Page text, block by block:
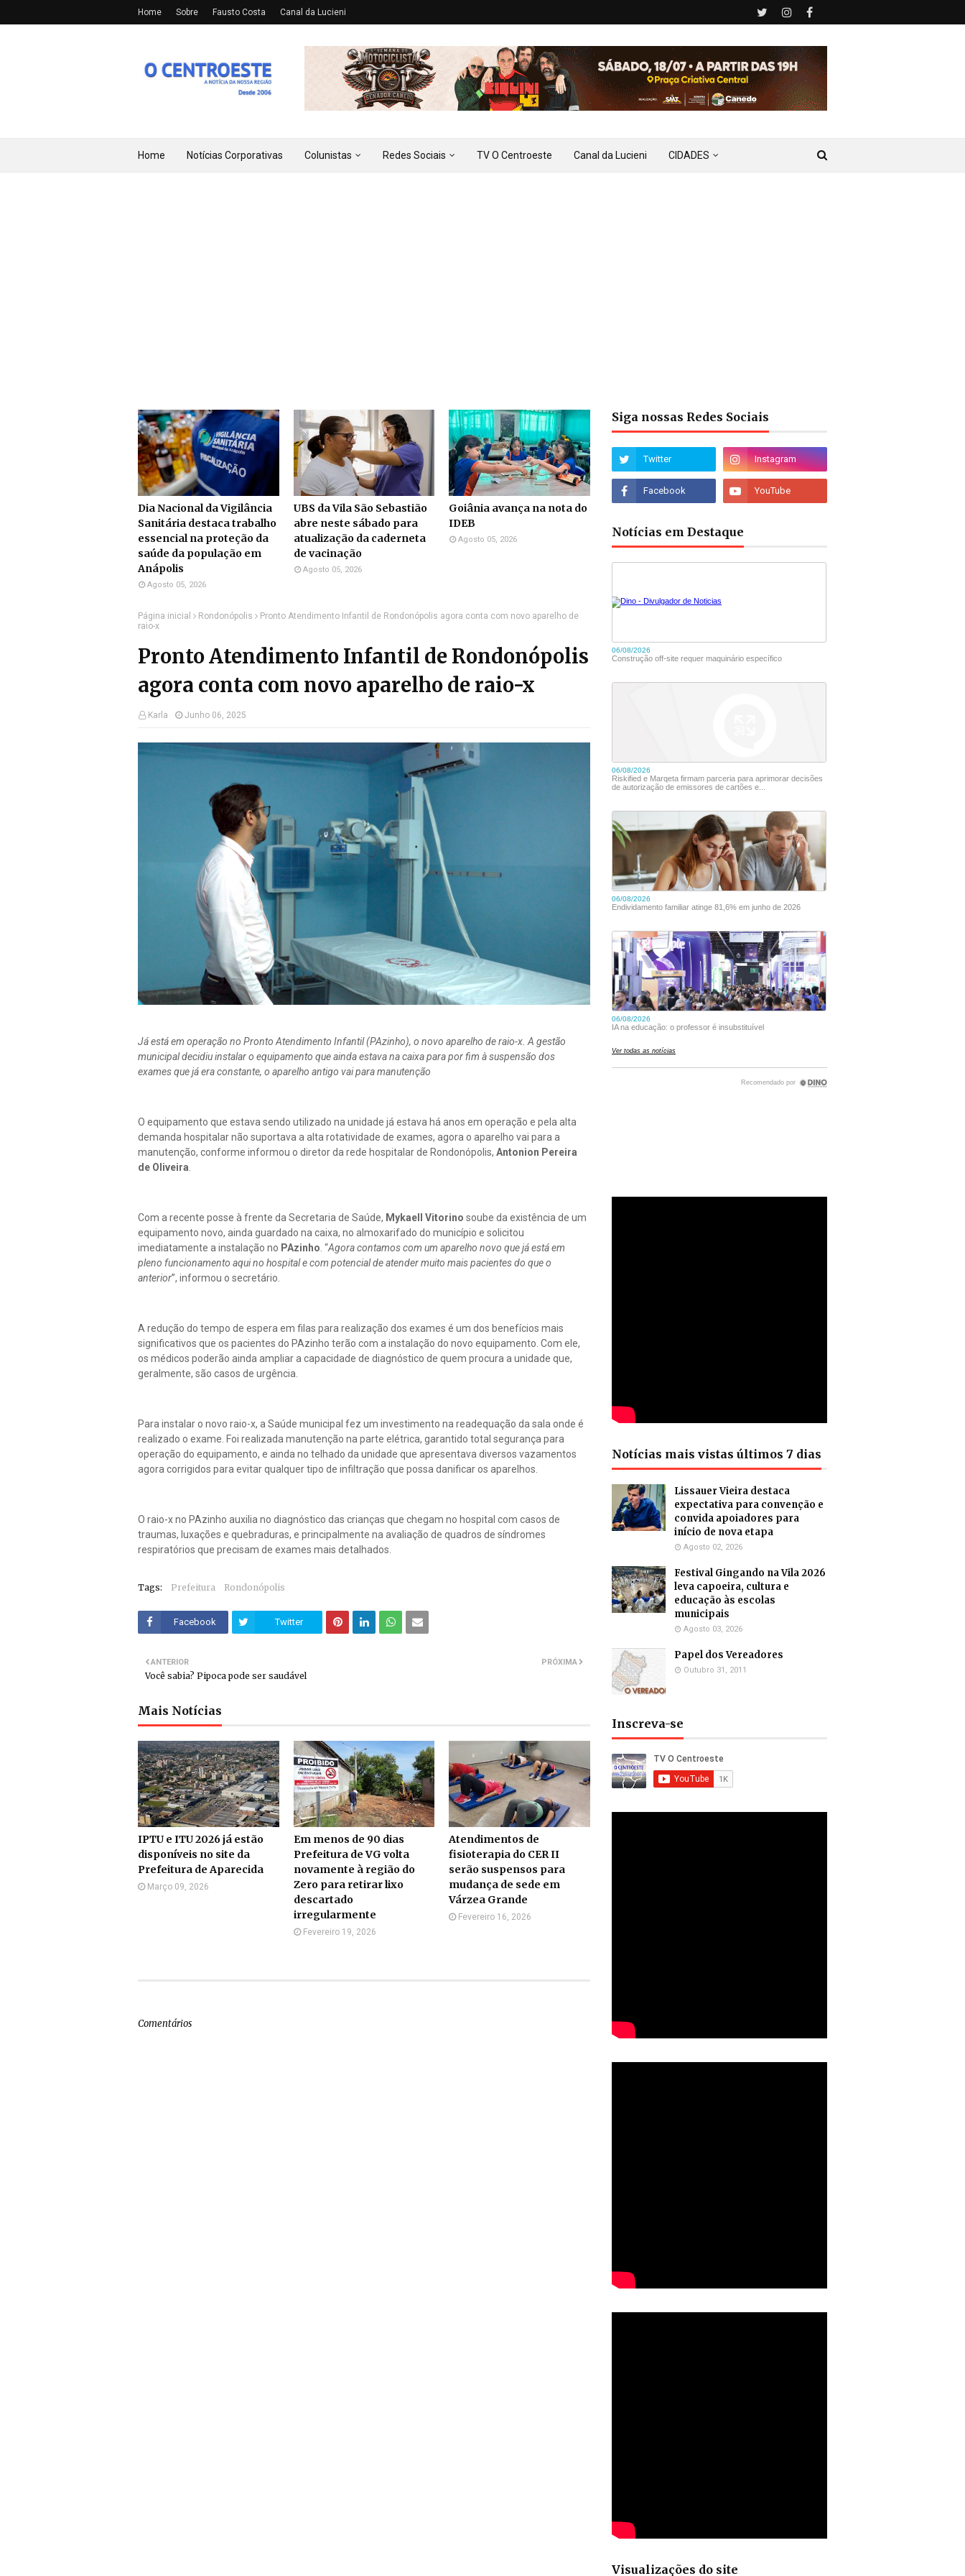
Home Sobre Fausto Costa Canal da Lucieni
Home Notícias Corporativas Colunistas Redes Sociais TV O Centroeste Canal da Lucieni CIDADES
Dia Nacional da Vigilância
Sanitária destaca trabalho
essencial na proteção da
saúde da população em
Anápolis
Agosto 05, 2026
UBS da Vila São Sebastião
abre neste sábado para
atualização da caderneta
de vacinação
Agosto 05, 2026
Goiânia avança na nota do
IDEB
Agosto 05, 2026
Página inicial Rondonópolis
Pronto Atendimento Infantil de Rondonópolis agora conta com novo aparelho de
raio-x
Pronto Atendimento Infantil de Rondonópolis
agora conta com novo aparelho de raio-x
Karla Junho 06, 2025
Já está em operação no Pronto Atendimento Infantil (PAzinho), o novo aparelho de raio-x. A gestão
municipal decidiu instalar o equipamento que ainda estava na caixa para por fim à suspensão dos
exames que já era constante, o aparelho antigo vai para manutenção
O equipamento que estava sendo utilizado na unidade já estava há anos em operação e pela alta
demanda hospitalar não suportava a alta rotatividade de exames, agora o aparelho vai para a
manutenção, conforme informou o diretor da rede hospitalar de Rondonópolis, Antonion Pereira
de Oliveira
Com a recente posse à frente da Secretaria de Saúde, Mykaell Vitorino soube da existência de um
equipamento novo, ainda guardado na caixa, no almoxarifado do município e solicitou
imediatamente a instalação no PAzinho . “Agora contamos com um aparelho novo que já está em
pleno funcionamento aqui no hospital e com potencial de atender muito mais pacientes do que o
anterior”, informou o secretário.
A redução do tempo de espera em filas para realização dos exames é um dos benefícios mais
significativos que os pacientes do PAzinho terão com a instalação do novo equipamento. Com ele,
os médicos poderão ainda ampliar a capacidade de diagnóstico de quem procura a unidade que,
geralmente, são casos de urgência.
Para instalar o novo raio-x, a Saúde municipal fez um investimento na readequação da sala onde é
realizado o exame. Foi realizada manutenção na parte elétrica, garantido total segurança para
operação do equipamento, e ainda no telhado da unidade que apresentava diversos vazamentos
agora corrigidos para evitar qualquer tipo de infiltração que possa danificar os aparelhos.
O raio-x no PAzinho auxilia no diagnóstico das crianças que chegam no hospital com casos de
traumas, luxações e quebraduras, e principalmente na avaliação de quadros de síndromes
respiratórios que precisam de exames mais detalhados.
Tags: Prefeitura Rondonópolis
Facebook Twitter
PRÓXIMA
ANTERIOR
Você sabia? Pipoca pode ser saudável
Mais Notícias
IPTU e ITU 2026 já estão
disponíveis no site da
Prefeitura de Aparecida
Março 09, 2026
Em menos de 90 dias
Prefeitura de VG volta
novamente à região do
Zero para retirar lixo
descartado
irregularmente
Fevereiro 19, 2026
Atendimentos de
fisioterapia do CER II
serão suspensos para
mudança de sede em
Várzea Grande
Fevereiro 16, 2026
Comentários
Siga nossas Redes Sociais
Notícias em Destaque
Notícias mais vistas últimos 7 dias
Lissauer Vieira destaca
expectativa para convenção e
convida apoiadores para
início de nova etapa
Agosto 02, 2026
Festival Gingando na Vila 2026
leva capoeira, cultura e
educação às escolas
municipais
Agosto 03, 2026
Papel dos Vereadores
Outubro 31, 2011
Inscreva-se
Visualizações do site